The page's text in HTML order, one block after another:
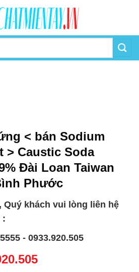
< bán Sodium
> Caustic Soda
Đài Loan Taiwan
Phước
Quý khách vui lòng liên hệ
:
- 0933.920.505